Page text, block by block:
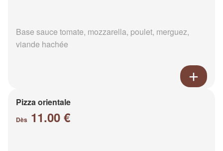
Base sauce tomate, mozzarella, poulet, merguez,
viande hachée
Pizza orientale
Dès 11.00 €